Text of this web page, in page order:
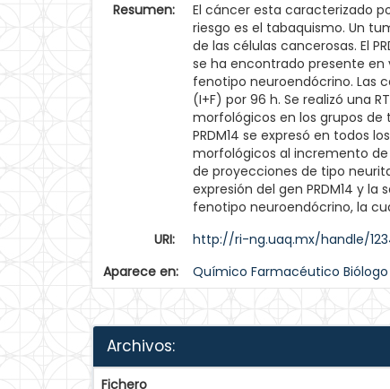
Resumen:
El cáncer esta caracterizado
riesgo es el tabaquismo. Un
de las células cancerosas. El
se ha encontrado presente en
fenotipo neuroendócrino. Las
(I+F) por 96 h. Se realizó una
morfológicos en los grupos de
PRDM14 se expresó en todos
morfológicos al incremento
de proyecciones de tipo
expresión del gen PRDM14 y
fenotipo neuroendócrino, la
URI:
http://ri-ng.uaq.mx/handle/
Aparece en:
Químico Farmacéutico Biólogo
Archivos:
Fichero